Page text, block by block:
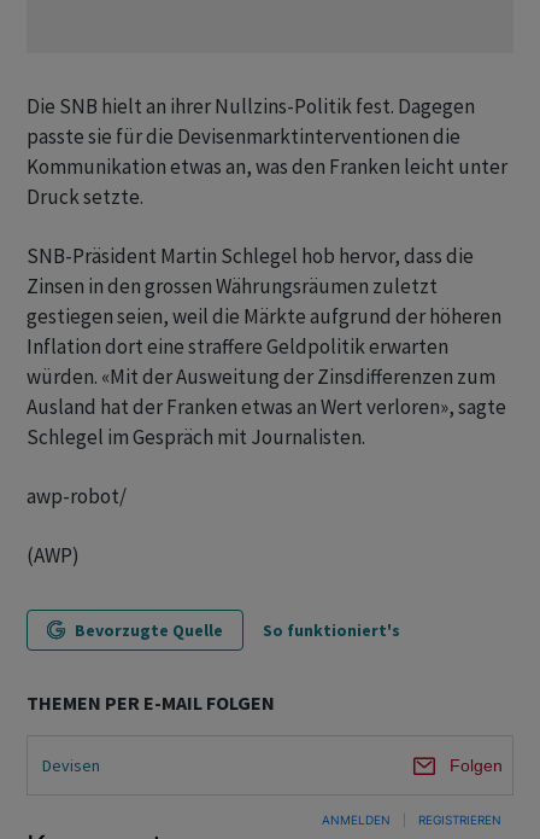
Die SNB hielt an ihrer Nullzins-Politik fest. Dagegen
passte sie für die Devisenmarktinterventionen die
Kommunikation etwas an, was den Franken leicht unter
Druck setzte.
SNB-Präsident Martin Schlegel hob hervor, dass die
Zinsen in den grossen Währungsräumen zuletzt
gestiegen seien, weil die Märkte aufgrund der höheren
Inflation dort eine straffere Geldpolitik erwarten
würden. «Mit der Ausweitung der Zinsdifferenzen zum
Ausland hat der Franken etwas an Wert verloren», sagte
Schlegel im Gespräch mit Journalisten.
awp-robot/
(AWP)
Bevorzugte Quelle So funktioniert's
THEMEN PER E-MAIL FOLGEN
Devisen Folgen
ANMELDEN REGISTRIEREN